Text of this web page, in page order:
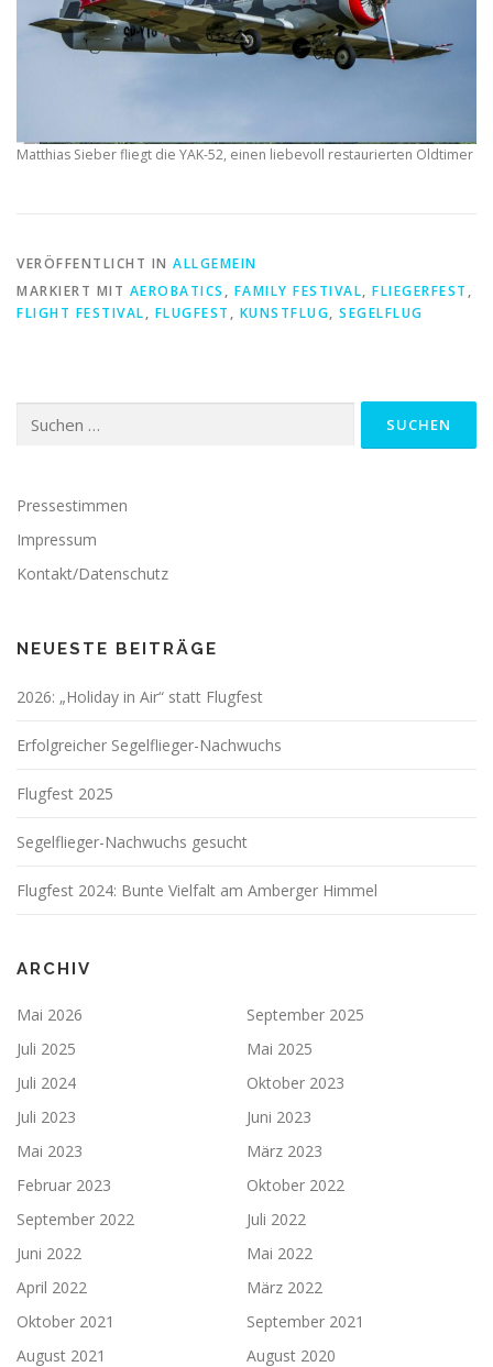
Matthias Sieber fliegt die YAK-52, einen liebevoll restaurierten Oldtimer
VERÖFFENTLICHT IN ALLGEMEIN
MARKIERT MIT AEROBATICS , FAMILY FESTIVAL, FLIEGERFEST ,
FLIGHT FESTIVAL, FLUGFEST , KUNSTFLUG, SEGELFLUG
nach:
Pressestimmen
Impressum
Kontakt/Datenschutz
NEUESTE BEITRÄGE
2026: „Holiday in Air“ statt Flugfest
Erfolgreicher Segelflieger-Nachwuchs
Flugfest 2025
Segelflieger-Nachwuchs gesucht
Flugfest 2024: Bunte Vielfalt am Amberger Himmel
ARCHIV
Mai 2026
September 2025
Juli 2025
Mai 2025
Juli 2024
Oktober 2023
Juli 2023
Juni 2023
Mai 2023
März 2023
Februar 2023
Oktober 2022
September 2022
Juli 2022
Juni 2022
Mai 2022
April 2022
März 2022
Oktober 2021
September 2021
August 2021
August 2020